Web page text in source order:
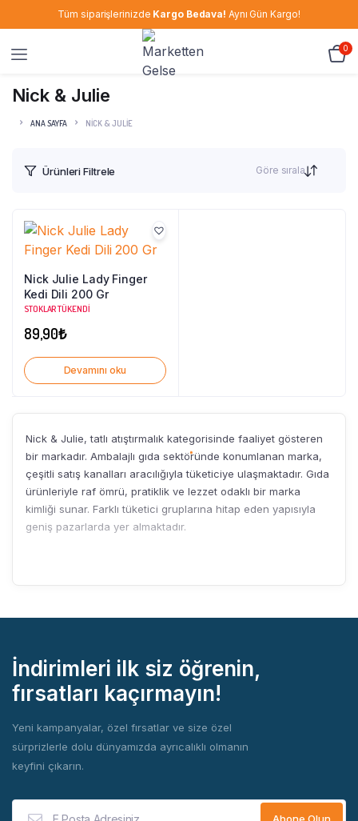
Tüm siparişlerinizde Kargo Bedava! Aynı Gün Kargo!
0
Nick & Julie
ANA SAYFA NICK & JULIE
Ürünleri Filtrele Göre sırala
Nick Julie Lady Finger
Kedi Dili 200 Gr
STOKLAR TÜKENDI
89,90₺
Devamını oku
Nick & Julie, tatlı atıştırmalık kategorisinde faaliyet gösteren
bir markadır. Ambalajlı gıda sektöründe konumlanan marka,
çeşitli satış kanalları aracılığıyla tüketiciye ulaşmaktadır. Gıda
ürünleriyle raf ömrü, pratiklik ve lezzet odaklı bir marka
kimliği sunar. Farklı tüketici gruplarına hitap eden yapısıyla
geniş pazarlarda yer almaktadır.
İndirimleri ilk siz öğrenin,
fırsatları kaçırmayın!
Yeni kampanyalar, özel fırsatlar ve size özel
sürprizlerle dolu dünyamızda ayrıcalıklı olmanın
keyfini çıkarın.